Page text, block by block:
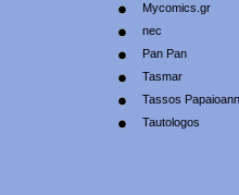
Mycomics.gr
nec
Pan Pan
Tasmar
Tassos
Tautologos